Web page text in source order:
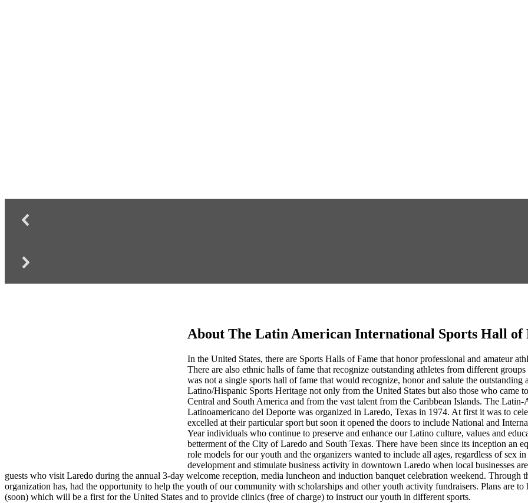
About The Latin American International Sports Hall of
In the United States, there are Sports Halls of Fame that honor professional and amateur
There are also ethnic halls of fame that recognize outstanding athletes from different
was not a single sports hall of fame that would recognize, honor and salute the
Latino/Hispanic Sports Heritage not only from the United States but also those who
Central and South America and from the vast talent from the Caribbean Islands. The
Latinoamericano del Deporte was organized in Laredo, Texas in 1974. At first it was to
excelled at their particular sport but soon it opened the doors to include National and
Year individuals who continue to preserve and enhance our Latino culture, values and
betterment of the City of Laredo and South Texas. There have been since its inception an
role models for our youth and the organizers wanted to include all ages, regardless of sex
development and stimulate business activity in downtown Laredo when local businesses
guests who visit Laredo during the annual 3-day welcome reception, media luncheon and induction banquet celebration weekend.
organization has, had the opportunity to help the youth of our community with scholarships and other youth activity fundraisers. Plans are
(soon) which will be a first for the United States and to provide clinics (free of charge) to instruct our youth in different sports.